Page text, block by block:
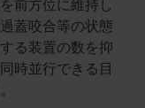
前方位に維持し
蓋咬合等の状態
る装置の数を抑
時並行できる目